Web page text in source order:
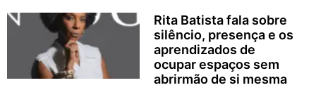
Rita Batista fala sobre
silêncio, presença e os
aprendizados de
ocupar espaços sem
abrirmão de si mesma